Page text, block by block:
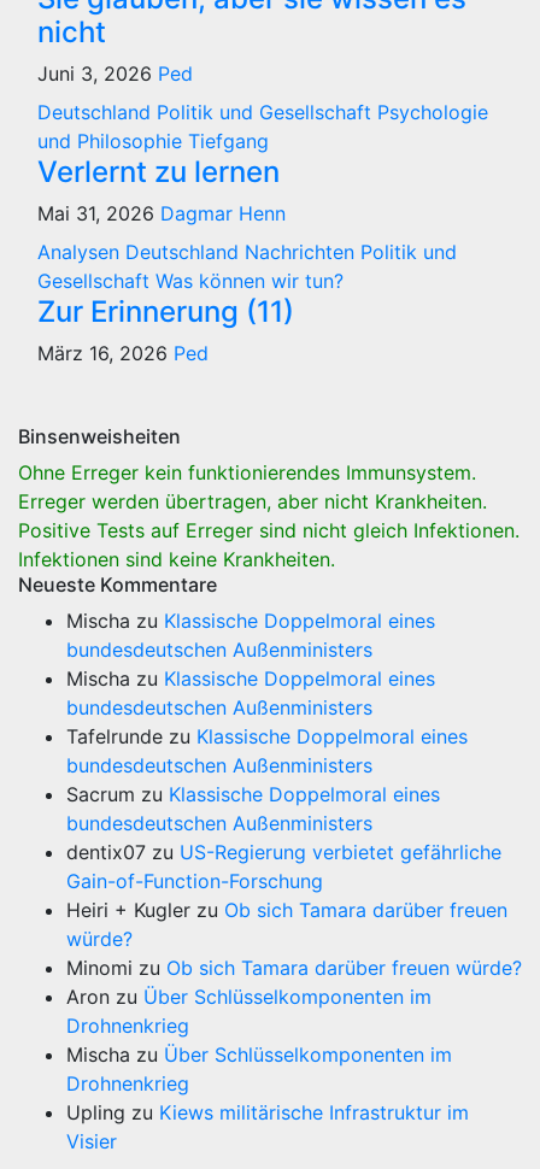
nicht
Juni 3, 2026 Ped
Deutschland Politik und Gesellschaft Psychologie
und Philosophie Tiefgang
Verlernt zu lernen
Mai 31, 2026 Dagmar Henn
Analysen Deutschland Nachrichten Politik und
Gesellschaft Was können wir tun?
Zur Erinnerung (11)
März 16, 2026 Ped
Binsenweisheiten
Ohne Erreger kein funktionierendes Immunsystem.
Erreger werden übertragen, aber nicht Krankheiten.
Positive Tests auf Erreger sind nicht gleich Infektionen.
Infektionen sind keine Krankheiten.
Neueste Kommentare
Mischa zu Klassische Doppelmoral eines
bundesdeutschen Außenministers
Mischa zu Klassische Doppelmoral eines
bundesdeutschen Außenministers
Tafelrunde zu Klassische Doppelmoral eines
bundesdeutschen Außenministers
Sacrum zu Klassische Doppelmoral eines
bundesdeutschen Außenministers
dentix07 zu US-Regierung verbietet gefährliche
Gain-of-Function-Forschung
Heiri + Kugler zu Ob sich Tamara darüber freuen
würde?
Minomi zu Ob sich Tamara darüber freuen würde?
Aron zu Über Schlüsselkomponenten im
Drohnenkrieg
Mischa zu Über Schlüsselkomponenten im
Drohnenkrieg
Upling zu Kiews militärische Infrastruktur im
Visier